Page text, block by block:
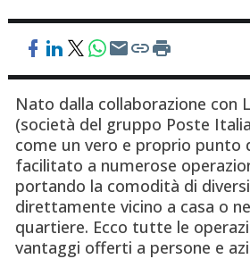
Nato dalla collaborazione con
(società del gruppo Poste
come un vero e proprio punto
facilitato a numerose
portando la comodità di
direttamente vicino a casa o
quartiere. Ecco tutte le
vantaggi offerti a persone e